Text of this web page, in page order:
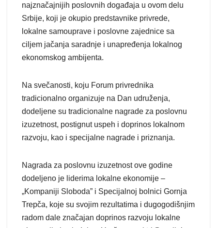
najznačajnijih poslovnih događaja u ovom delu
Srbije, koji je okupio predstavnike privrede,
lokalne samouprave i poslovne zajednice sa
ciljem jačanja saradnje i unapređenja lokalnog
ekonomskog ambijenta.
Na svečanosti, koju Forum privrednika
tradicionalno organizuje na Dan udruženja,
dodeljene su tradicionalne nagrade za poslovnu
izuzetnost, postignut uspeh i doprinos lokalnom
razvoju, kao i specijalne nagrade i priznanja.
Nagrada za poslovnu izuzetnost ove godine
dodeljeno je liderima lokalne ekonomije –
„Kompaniji Sloboda” i Specijalnoj bolnici Gornja
Trepča, koje su svojim rezultatima i dugogodišnjim
radom dale značajan doprinos razvoju lokalne